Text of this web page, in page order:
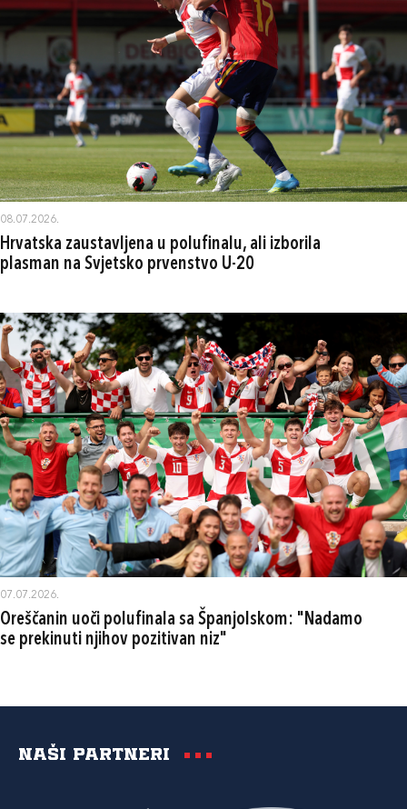
08.07.2026.
Hrvatska zaustavljena u polufinalu, ali izborila
plasman na Svjetsko prvenstvo U-20
07.07.2026.
Oreščanin uoči polufinala sa Španjolskom: "Nadamo
se prekinuti njihov pozitivan niz"
Naši partneri